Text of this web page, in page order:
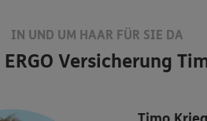
IN UND UM HAAR FÜR SIE DA
ERGO Versicherung